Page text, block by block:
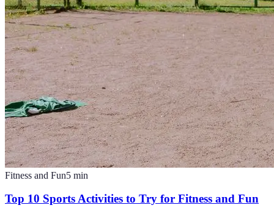
Fitness and Fun5 min
Top 10 Sports Activities to Try for Fitness and Fun